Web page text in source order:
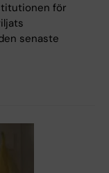
för
senaste